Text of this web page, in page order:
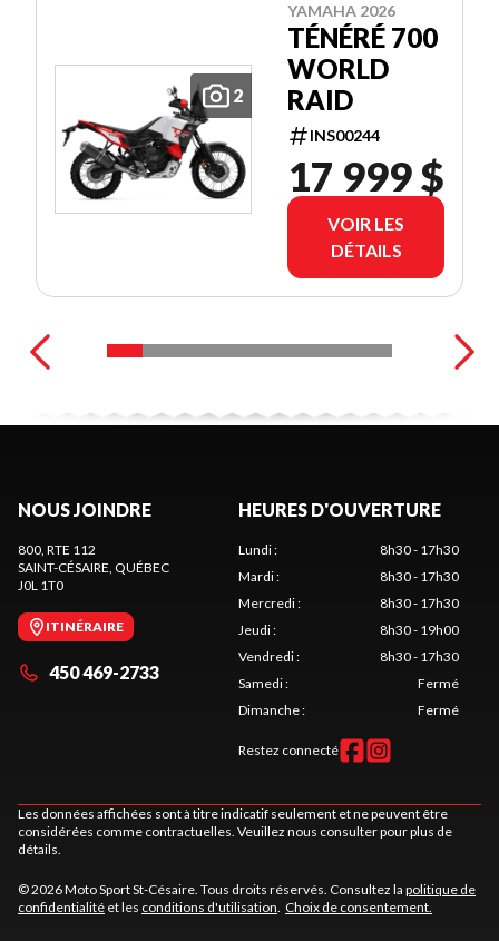
2
YAMAHA 2026
TÉNÉRÉ 700
WORLD
RAID
INS00244
17 999 $
VOIR LES
DÉTAILS
NOUS JOINDRE
800, RTE 112
SAINT-CÉSAIRE, QUÉBEC
J0L 1T0
ITINÉRAIRE
450 469-2733
HEURES D'OUVERTURE
Lundi:
8h30 - 17h30
Mardi:
8h30 - 17h30
Mercredi:
8h30 - 17h30
Jeudi:
8h30 - 19h00
Vendredi:
8h30 - 17h30
Samedi:
Fermé
Dimanche: Fermé
Restez connecté
Les données affichées sont à titre indicatif seulement et ne peuvent être
considérées comme contractuelles. Veuillez nous consulter pour plus de
détails.
© 2026 Moto Sport St-Césaire. Tous droits réservés. Consultez la politique de
confidentialité et les conditions d'utilisation. Choix de consentement.